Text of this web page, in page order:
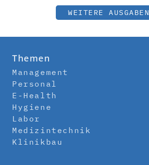
WEITERE AUSGABEN
Themen
Management
Personal
E-Health
Hygiene
Labor
Medizintechnik
Klinikbau